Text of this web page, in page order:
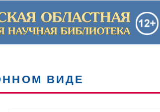
ВИДЕ